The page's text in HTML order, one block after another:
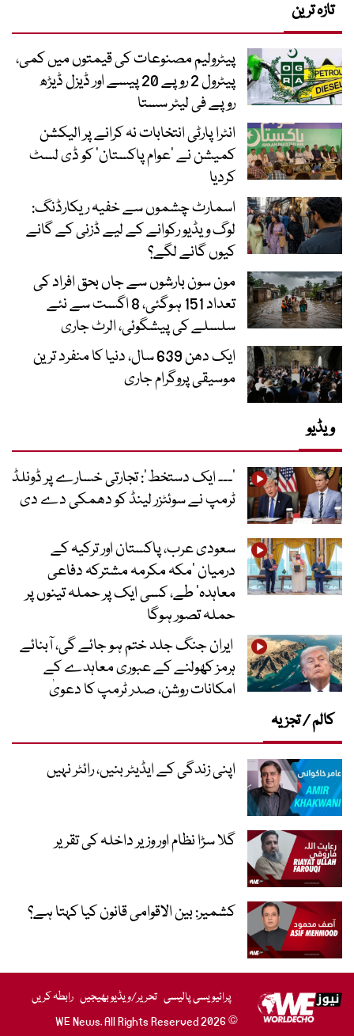
تازہ ترین
پیٹرولیم مصنوعات کی قیمتوں میں کمی،
پیٹرول 2 روپے 20 پیسے اور ڈیزل ڈیڑھ
روپے فی لیٹر سستا
انٹرا پارٹی انتخابات نہ کرانے پر الیکشن
کمیشن نے ’عوام پاکستان‘ کو ڈی لسٹ
کردیا
اسمارٹ چشموں سے خفیہ ریکارڈنگ:
لوگ ویڈیو رکوانے کے لیے ڈزنی کے گانے
کیوں گانے لگے؟
مون سون بارشوں سے جاں بحق افراد کی
تعداد 151 ہوگئی، 8 اگست سے نئے
سلسلے کی پیشگوئی، الرٹ جاری
ایک دھن 639 سال، دنیا کا منفرد ترین
موسیقی پروگرام جاری
ویڈیو
’۔۔۔ ایک دستخط‘: تجارتی خسارے پر ڈونلڈ
ٹرمپ نے سوئٹزر لینڈ کو دھمکی دے دی
سعودی عرب، پاکستان اور ترکیہ کے
درمیان ’مکہ مکرمہ مشترکہ دفاعی
معاہدہ‘ طے، کسی ایک پر حملہ تینوں پر
حملہ تصور ہوگا
ایران جنگ جلد ختم ہو جائے گی، آبنائے
ہرمز کھولنے کے عبوری معاہدے کے
امکانات روشن، صدر ٹرمپ کا دعویٰ
کالم / تجزیہ
اپنی زندگی کے ایڈیٹر بنیں، رائٹر نہیں
گلا سڑا نظام اور وزیر داخلہ کی تقریر
کشمیر: بین الاقوامی قانون کیا کہتا ہے؟
پرائیویسی پالیسی تحریر/ویڈیو بھیجیں رابطہ کریں
© 2026 WE News. All Rights Reserved